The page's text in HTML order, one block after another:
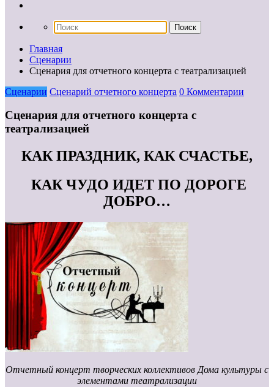
Главная
Сценарии
Сценария для отчетного концерта с театрализацией
Сценарии Сценарий отчетного концерта 0 Комментарии
Сценария для отчетного концерта с
театрализацией
КАК ПРАЗДНИК, КАК СЧАСТЬЕ,
КАК ЧУДО ИДЕТ ПО ДОРОГЕ
ДОБРО…
Отчетный концерт творческих коллективов Дома культуры с
элементами театрализации